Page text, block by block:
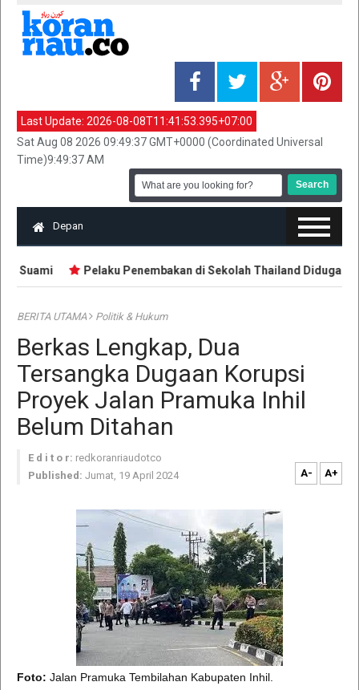
Last Update: 2026-08-08T11:41:53.395+07:00
Sat Aug 08 2026 09:49:37 GMT+0000 (Coordinated Universal
Time)9:49:37 AM
Depan
Suami Pelaku Penembakan di Sekolah Thailand Diduga
BERITA UTAMA Politik & Hukum
Berkas Lengkap, Dua
Tersangka Dugaan Korupsi
Proyek Jalan Pramuka Inhil
Belum Ditahan
E d i t o r: redkoranriaudotco
Published: Jumat, 19 April 2024 A- A+
Foto: Jalan Pramuka Tembilahan Kabupaten Inhil.